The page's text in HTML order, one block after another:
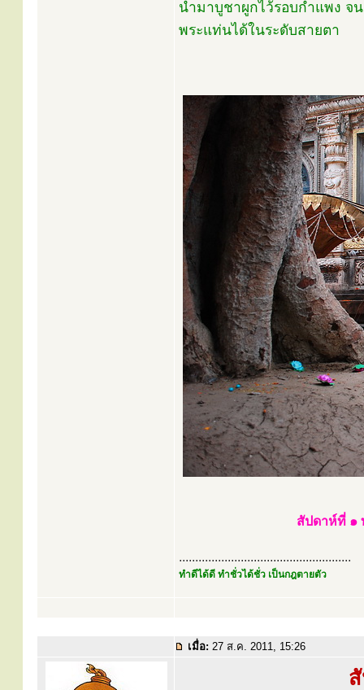
นำมาบูชาผูกไว้รอบกำแพง จ
พระแท่นได้ในระดับสายตา
สัปดาห์ที่ ๑
.....................................................
ทำดีได้ดี ทำชั่วได้ชั่ว เป็นกฎตายตัว
เมื่อ: 27 ส.ค. 2011, 15:26